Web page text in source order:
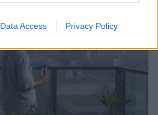
Data Access Privacy Policy